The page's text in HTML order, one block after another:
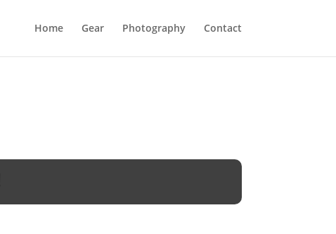
Home Gear Photography Contact